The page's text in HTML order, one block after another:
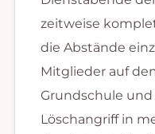
zeitweise
die Abstände
Mitglieder auf
Grundschule
Löschangriff in